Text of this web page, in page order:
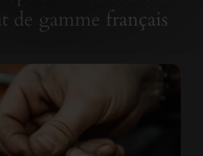
de gamme français